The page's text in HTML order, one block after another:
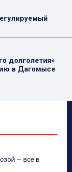
долголетия»
в Дагомысе
— все в